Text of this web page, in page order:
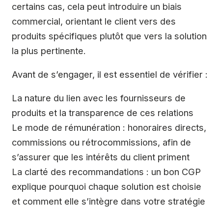
certains cas, cela peut introduire un biais
commercial, orientant le client vers des
produits spécifiques plutôt que vers la solution
la plus pertinente.
Avant de s’engager, il est essentiel de vérifier :
La nature du lien avec les fournisseurs de
produits et la transparence de ces relations
Le mode de rémunération : honoraires directs,
commissions ou rétrocommissions, afin de
s’assurer que les intérêts du client priment
La clarté des recommandations : un bon CGP
explique pourquoi chaque solution est choisie
et comment elle s’intègre dans votre stratégie